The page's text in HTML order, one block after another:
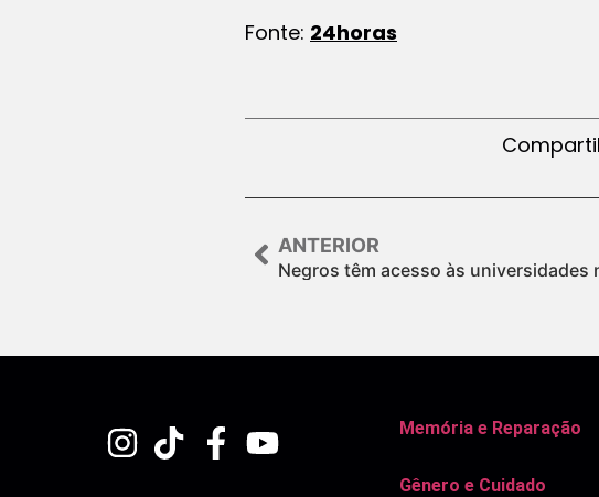
Fonte: 24horas
ANTERIOR
Negros têm acesso às universidades
Memória e Reparação
Gênero e Cuidado